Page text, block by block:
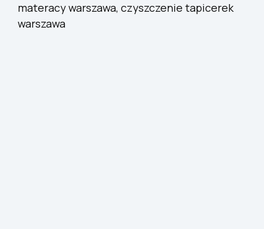
materacy warszawa, czyszczenie tapicerek
warszawa